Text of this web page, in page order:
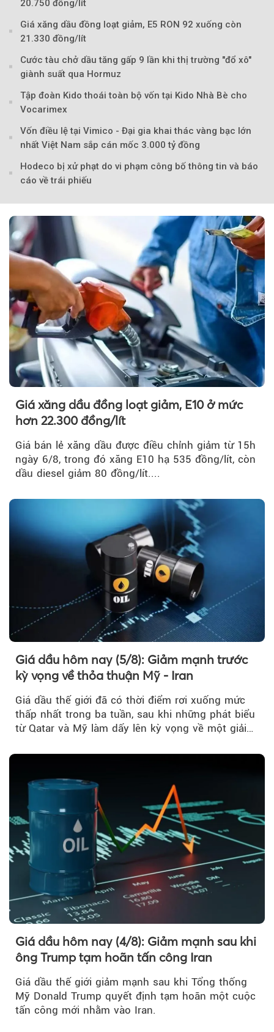
20.750 đồng/lít
Giá xăng dầu đồng loạt giảm, E5 RON 92 xuống còn
21.330 đồng/lít
Cước tàu chở dầu tăng gấp 9 lần khi thị trường "đổ xô"
giành suất qua Hormuz
Tập đoàn Kido thoái toàn bộ vốn tại Kido Nhà Bè cho
Vocarimex
Vốn điều lệ tại Vimico - Đại gia khai thác vàng bạc lớn
nhất Việt Nam sắp cán mốc 3.000 tỷ đồng
Hodeco bị xử phạt do vi phạm công bố thông tin và báo
cáo về trái phiếu
Giá xăng dầu đồng loạt giảm, E10 ở mức
hơn 22.300 đồng/lít
Giá bán lẻ xăng dầu được điều chỉnh giảm từ 15h
ngày 6/8, trong đó xăng E10 hạ 535 đồng/lít, còn
dầu diesel giảm 80 đồng/lít....
Giá dầu hôm nay (5/8): Giảm mạnh trước
kỳ vọng về thỏa thuận Mỹ - Iran
Giá dầu thế giới đã có thời điểm rơi xuống mức
thấp nhất trong ba tuần, sau khi những phát biểu
từ Qatar và Mỹ làm dấy lên kỳ vọng về một giải
Iran.
Giá dầu hôm nay (4/8): Giảm mạnh sau khi
ông Trump tạm hoãn tấn công Iran
Giá dầu thế giới giảm mạnh sau khi Tổng thống
Mỹ Donald Trump quyết định tạm hoãn một cuộc
tấn công mới nhằm vào Iran.